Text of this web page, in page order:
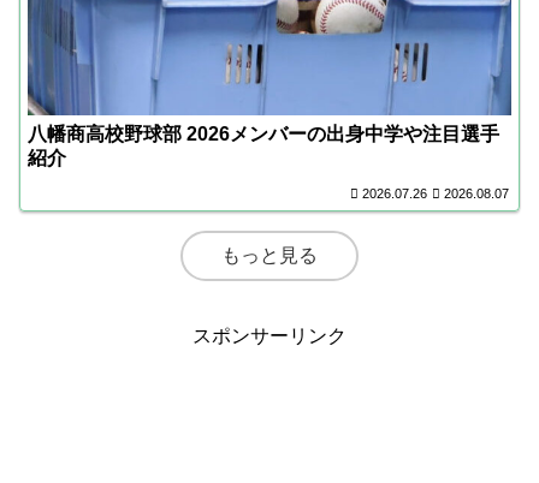
八幡商高校野球部 2026メンバーの出身中学や注目選手
紹介
2026.07.26 2026.08.07
もっと見る
スポンサーリンク